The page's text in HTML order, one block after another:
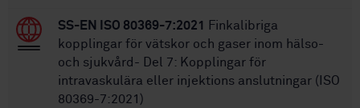
SS-EN ISO 80369-7:2021
Finkalibriga
kopplingar för vätskor och gaser inom hälso-
och sjukvård- Del 7: Kopplingar för
intravaskulära eller injektions anslutningar (ISO
80369-7:2021)